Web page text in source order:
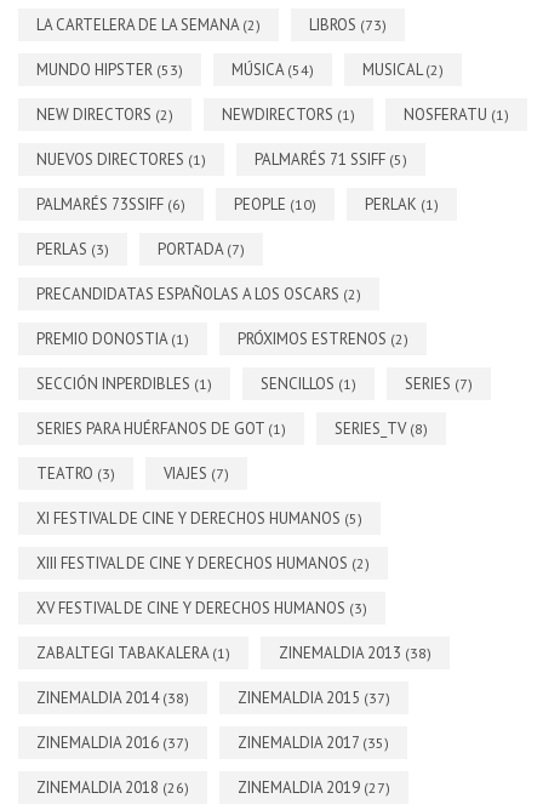
LA CARTELERA DE LA SEMANA (2) LIBROS (73)
MUNDO HIPSTER (53) MÚSICA (54) MUSICAL(2)
NEW DIRECTORS (2) NEWDIRECTORS (1) NOSFERATU (1)
NUEVOS DIRECTORES (1) PALMARÉS 71 SSIFF (5)
PALMARÉS 73SSIFF (6) PEOPLE (10) PERLAK (1)
PERLAS (3) PORTADA (7)
PRECANDIDATAS ESPAÑOLAS A LOS OSCARS (2)
PREMIO DONOSTIA (1) PRÓXIMOS ESTRENOS (2)
SECCIÓN INPERDIBLES (1) SENCILLOS (1) SERIES (7)
SERIES PARA HUÉRFANOS DE GOT (1) SERIES_TV (8)
TEATRO (3) VIAJES (7)
XI FESTIVAL DE CINE Y DERECHOS HUMANOS (5)
XIII FESTIVAL DE CINE Y DERECHOS HUMANOS (2)
XV FESTIVAL DE CINE Y DERECHOS HUMANOS (3)
ZABALTEGI TABAKALERA (1) ZINEMALDIA 2013 (38)
ZINEMALDIA 2014 (38) ZINEMALDIA 2015 (37)
ZINEMALDIA 2016 (37) ZINEMALDIA 2017 (35)
ZINEMALDIA 2018 (26) ZINEMALDIA 2019 (27)